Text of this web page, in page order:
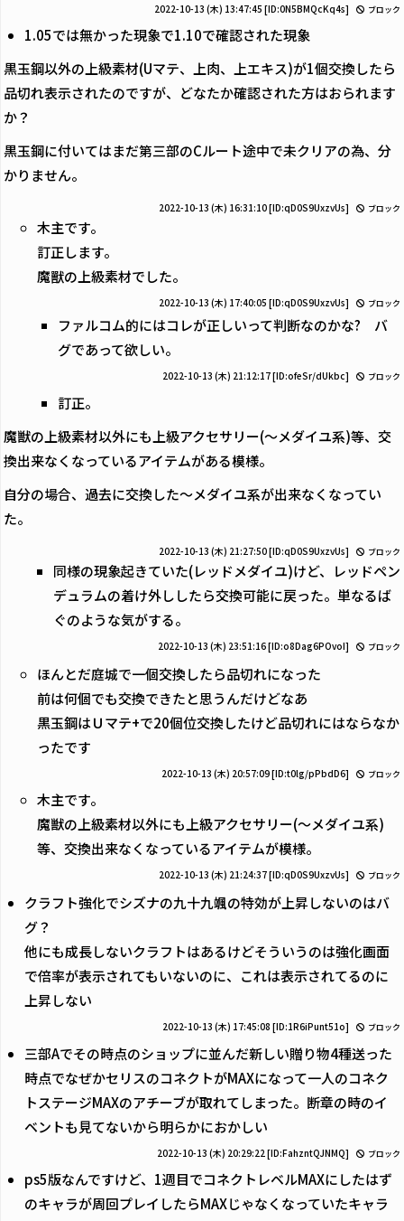
2022-10-13 (木) 13:47:45 [ID:0N5BMQcKq4s] ブロック
1.05では無かった現象で1.10で確認された現象
黒玉鋼以外の上級素材(Uマテ、上肉、上エキス)が1個交換したら
品切れ表示されたのですが、どなたか確認された方はおられます
か？
黒玉鋼に付いてはまだ第三部のCルート途中で未クリアの為、分
かりません。
2022-10-13 (木) 16:31:10[ID:qD0S9UxzvUs] ブロック
木主です。
訂正します。
魔獸の上級素材でした。
2022-10-13 (木) 17:40:05 [ID:qD0S9UxzvUs] ブロック
ファルコム的にはコレが正しいって判断なのかな? バ
グであって欲しい。
2022-10-13 (木) 21:12:17[ID:ofeSr/dUkbc] ブロック
訂正。
魔獣の上級素材以外にも上級アクセサリー(～メダイユ系)等、交
換出来なくなっているアイテムがある模様。
自分の場合、過去に交換した～メダイユ系が出来なくなってい
た。
2022-10-13 (木) 21:27:50[ID:qD0S9UxzvUs] ブロック
同様の現象起きていた(レッドメダイユ)けど、レッドペン
デュラムの着け外ししたら交換可能に戻った。単なるば
ぐのような気がする。
2022-10-13 (木) 23:51:16[ID:o8Dag6POvoI] ブロック
ほんとだ庭城で一個交換したら品切れになった
前は何個でも交換できたと思うんだけどなあ
黒玉鋼はＵマテ+で20個位交換したけど品切れにはならなか
ったです
2022-10-13 (木) 20:57:09[ID:t0lg/pPbdD6] ブロック
木主です。
魔獣の上級素材以外にも上級アクセサリー(～メダイユ系)
等、交換出来なくなっているアイテムが模様。
2022-10-13 (木) 21:24:37[ID:qD0S9UxzvUs] ブロック
クラフト強化でシズナの九十九颯の特効が上昇しないのはバ
グ？
他にも成長しないクラフトはあるけどそういうのは強化画面
で倍率が表示されてもいないのに、これは表示されてるのに
上昇しない
2022-10-13 (木) 17:45:08 [ID:1R6iPunt51o] ブロック
三部Aでその時点のショップに並んだ新しい贈り物4種送った
時点でなぜかセリスのコネクトがMAXになって一人のコネク
トステージMAXのアチーブが取れてしまった。断章の時のイ
ベントも見てないから明らかにおかしい
2022-10-13 (木) 20:29:22 [ID:FahzntQJNMQ] ブロック
ps5版なんですけど、1週目でコネクトレベルMAXにしたはず
のキャラが周回プレイしたらMAXじゃなくなっていたキャラ